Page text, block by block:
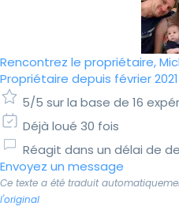
Rencontrez le propriétaire,
Propriétaire depuis février 2021
5/5 sur la base de 16
Déjà loué 30 fois
Réagit dans un délai de
Envoyez un message
Ce texte a été traduit
l'original